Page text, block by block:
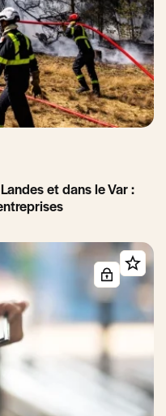
et dans le Var :